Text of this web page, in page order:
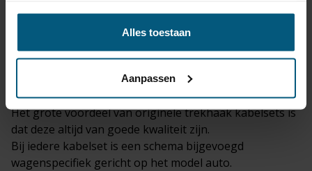
Alles toestaan
Aanpassen
156 Sportwagon (type 932) 5 deurs, Combi |
06/2000 - 05/2006
worden ook bij de set geleverd.
De originele kabelsets zijn van de premium merken
ECS, Erich Jaeger of Jaeger.
Het grote voordeel van originele trekhaak kabelsets is
dat deze altijd van goede kwaliteit zijn.
Bij iedere kabelset is een schema bijgevoegd
wagenspecifiek gericht op het model auto.